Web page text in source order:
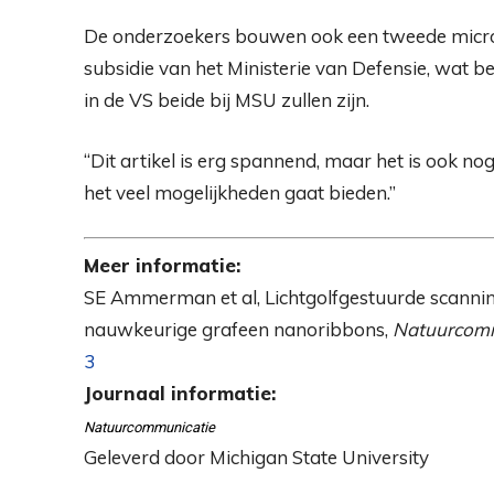
De onderzoekers bouwen ook een tweede
subsidie ​​van het Ministerie van Defensie, wat
in de VS beide bij MSU zullen zijn.
“Dit artikel is erg spannend, maar het is ook
het veel mogelijkheden gaat bieden.”
Meer informatie:
SE Ammerman et al, Lichtgolfgestuurde
nauwkeurige grafeen nanoribbons,
3
Journaal informatie:
Natuurcommunicatie
Geleverd door Michigan State University